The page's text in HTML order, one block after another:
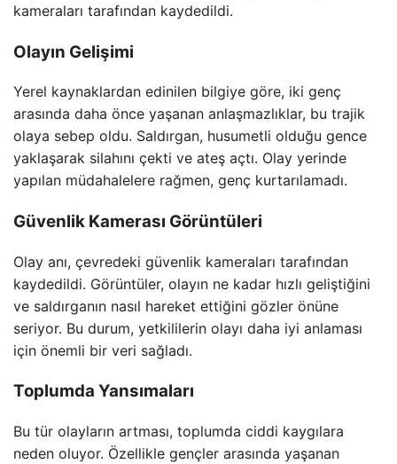
kameraları tarafından kaydedildi.
Olayın Gelişimi
Yerel kaynaklardan edinilen bilgiye göre, iki genç
arasında daha önce yaşanan anlaşmazlıklar, bu trajik
olaya sebep oldu. Saldırgan, husumetli olduğu gence
yaklaşarak silahını çekti ve ateş açtı. Olay yerinde
yapılan müdahalelere rağmen, genç kurtarılamadı.
Güvenlik Kamerası Görüntüleri
Olay anı, çevredeki güvenlik kameraları tarafından
kaydedildi. Görüntüler, olayın ne kadar hızlı geliştiğini
ve saldırganın nasıl hareket ettiğini gözler önüne
seriyor. Bu durum, yetkililerin olayı daha iyi anlaması
için önemli bir veri sağladı.
Toplumda Yansımaları
Bu tür olayların artması, toplumda ciddi kaygılara
neden oluyor. Özellikle gençler arasında yaşanan